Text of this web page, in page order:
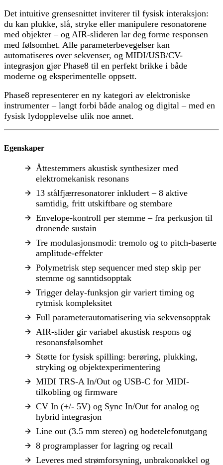
Det intuitive grensesnittet inviterer til fysisk interaksjon:
du kan plukke, slå, stryke eller manipulere resonatorene
med objekter – og AIR-slideren lar deg forme responsen
med følsomhet. Alle parameterbevegelser kan
automatiseres over sekvenser, og MIDI/USB/CV-
integrasjon gjør Phase8 til en perfekt brikke i både
moderne og eksperimentelle oppsett.
Phase8 representerer en ny kategori av elektroniske
instrumenter – langt forbi både analog og digital – med en
fysisk lydopplevelse ulik noe annet.
Egenskaper
Åttestemmers akustisk synthesizer med
elektromekanisk resonans
13 stålfjærresonatorer inkludert – 8 aktive
samtidig, fritt utskiftbare og stembare
Envelope-kontroll per stemme – fra perkusjon til
dronende sustain
Tre modulasjonsmodi: tremolo og to pitch-baserte
amplitude-effekter
Polymetrisk step sequencer med step skip per
stemme og sanntidsopptak
Trigger delay-funksjon gir variert timing og
rytmisk kompleksitet
Full parameterautomatisering via sekvensopptak
AIR-slider gir variabel akustisk respons og
resonansfølsomhet
Støtte for fysisk spilling: berøring, plukking,
stryking og objektexperimentering
MIDI TRS-A In/Out og USB-C for MIDI-
tilkobling og firmware
CV In (+/- 5V) og Sync In/Out for analog og
hybrid integrasjon
Line out (3.5 mm stereo) og hodetelefonutgang
8 programplasser for lagring og recall
Leveres med strømforsyning, unbrakonøkkel og